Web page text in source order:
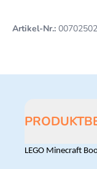
Artikel-Nr.:
LEGO Minecraft